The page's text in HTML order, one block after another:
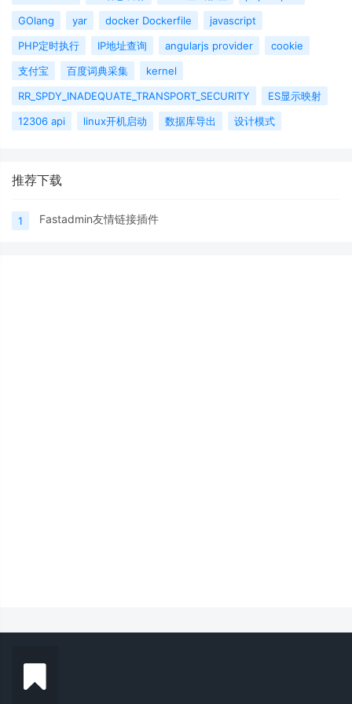
GOlang
yar docker Dockerfile
javascript
PHP定时执行
IP地址查询 angularjs provider
cookie
支付宝
百度词典采集
kernel
RR_SPDY_INADEQUATE_TRANSPORT_SECURITY
ES显示映射
12306 api
linux开机启动 数据库导出 设计模式
推荐下载
1 Fastadmin友情链接插件